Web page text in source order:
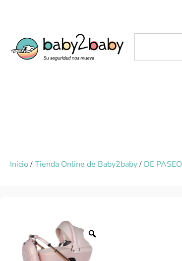
Inicio /Tienda Online de Baby2baby/ DE PASEO